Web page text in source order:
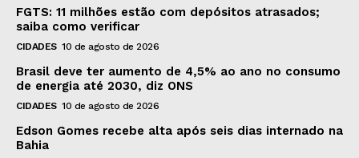
FGTS: 11 milhões estão com depósitos atrasados;
saiba como verificar
CIDADES 10 de agosto de 2026
Brasil deve ter aumento de 4,5% ao ano no consumo
de energia até 2030, diz ONS
CIDADES 10 de agosto de 2026
Edson Gomes recebe alta após seis dias internado na
Bahia